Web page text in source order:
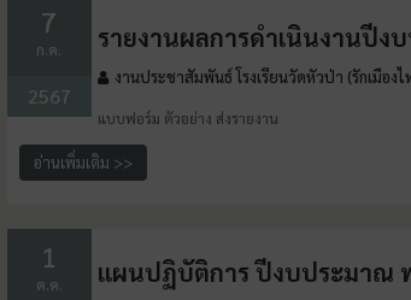
7
ก.ค.
2567
รายงานผลการดำเนินงานปีง
งานประชาสัมพันธ์ โรงเรียนวัดหัวป่า (รักเมือง
แบบฟอร์ม ตัวอย่าง ส่งรายงาน
อ่านเพิ่มเติม >>
1
ต.ค. แผนปฏิบัติการ ปีงบประมาณ